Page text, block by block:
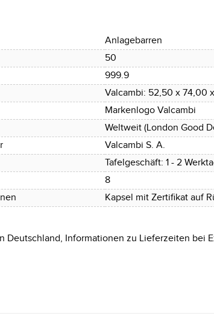
Anlagebarren
50
999.9
Valcambi: 52,50 x 74,00
Markenlogo Valcambi
Weltweit (London Good
Valcambi S. A.
Tafelgeschäft: 1 - 2
8
Kapsel mit Zertifikat auf
Deutschland, Informationen zu Lieferzeiten